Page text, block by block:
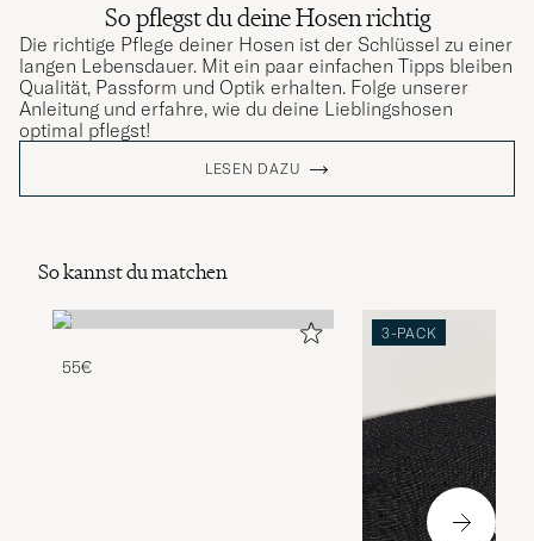
So pflegst du deine Hosen richtig
Die richtige Pflege deiner Hosen ist der Schlüssel zu einer
langen Lebensdauer. Mit ein paar einfachen Tipps bleiben
Qualität, Passform und Optik erhalten. Folge unserer
Anleitung und erfahre, wie du deine Lieblingshosen
optimal pflegst!
LESEN DAZU
So kannst du matchen
55€
3-PACK